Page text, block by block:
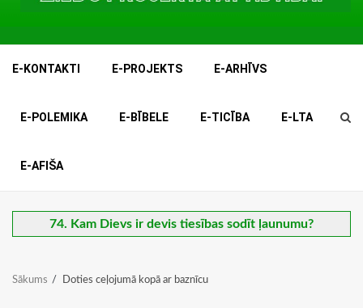
E-KONTAKTI E-PROJEKTS E-ARHĪVS
E-POLEMIKA E-BĪBELE E-TICĪBA E-LTA
E-AFIŠA
74. Kam Dievs ir devis tiesības sodīt ļaunumu?
Sākums Doties ceļojumā kopā ar baznīcu